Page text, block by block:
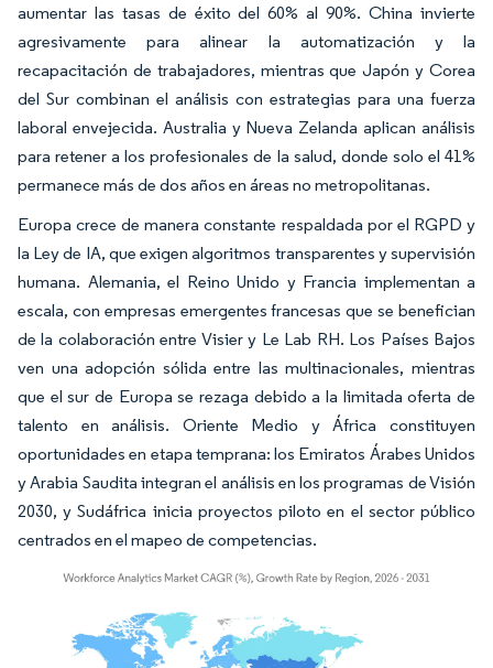
aumentar las tasas de éxito del 60% al 90%. China invierte
agresivamente para alinear la automatización y la
recapacitación de trabajadores, mientras que Japón y Corea
del Sur combinan el análisis con estrategias para una fuerza
laboral envejecida. Australia y Nueva Zelanda aplican análisis
para retener a los profesionales de la salud, donde solo el 41%
permanece más de dos años en áreas no metropolitanas.
Europa crece de manera constante respaldada por el RGPD y
la Ley de IA, que exigen algoritmos transparentes y supervisión
humana. Alemania, el Reino Unido y Francia implementan a
escala, con empresas emergentes francesas que se benefician
de la colaboración entre Visier y Le Lab RH. Los Países Bajos
ven una adopción sólida entre las multinacionales, mientras
que el sur de Europa se rezaga debido a la limitada oferta de
talento en análisis. Oriente Medio y África constituyen
oportunidades en etapa temprana: los Emiratos Árabes Unidos
y Arabia Saudita integran el análisis en los programas de Visión
2030, y Sudáfrica inicia proyectos piloto en el sector público
centrados en el mapeo de competencias.